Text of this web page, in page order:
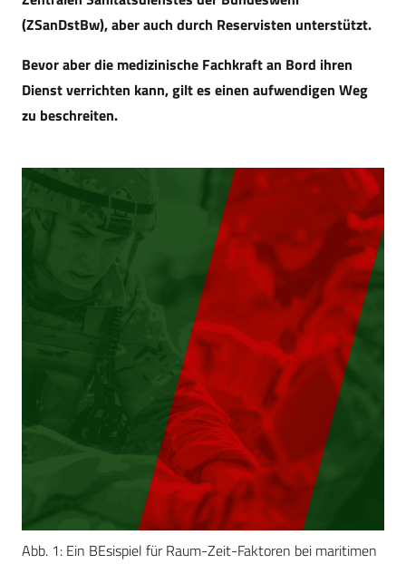
(ZSanDstBw), aber auch durch Reservisten unterstützt.
Bevor aber die medizinische Fachkraft an Bord ihren
Dienst verrichten kann, gilt es einen aufwendigen Weg
zu beschreiten.
Abb. 1: Ein BEsispiel für Raum-Zeit-Faktoren bei maritimen